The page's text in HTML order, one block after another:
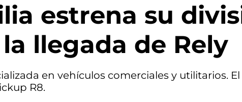
estrena su
llegada de Rely
en vehículos comerciales y utilitarios.
R8.